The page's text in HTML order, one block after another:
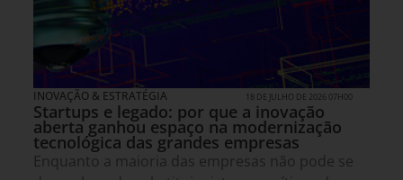
INOVAÇÃO & ESTRATÉGIA 18 DE JULHO DE 2026 07H00
Startups e legado: por que a inovação
aberta ganhou espaço na modernização
tecnológica das grandes empresas
Enquanto a maioria das empresas não pode se